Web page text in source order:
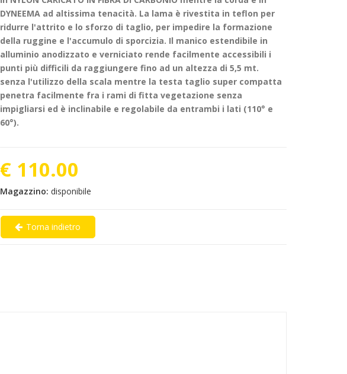
DYNEEMA ad altissima tenacità. La lama è rivestita in teflon per
ridurre l'attrito e lo sforzo di taglio, per impedire la formazione
della ruggine e l'accumulo di sporcizia. Il manico estendibile in
alluminio anodizzato e verniciato rende facilmente accessibili i
punti più difficili da raggiungere fino ad un altezza di 5,5 mt.
senza l'utilizzo della scala mentre la testa taglio super compatta
penetra facilmente fra i rami di fitta vegetazione senza
impigliarsi ed è inclinabile e regolabile da entrambi i lati (110° e
60°).
€ 110.00
Magazzino: disponibile
Torna indietro